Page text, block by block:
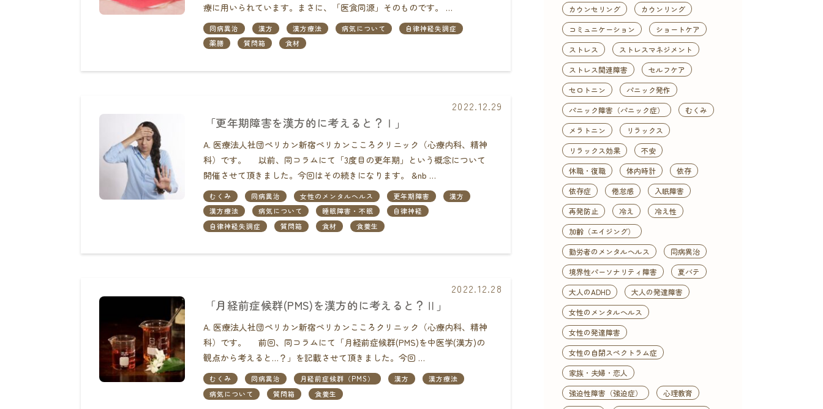
療に用いられています。まさに、「医食同源」そのものです。 …
同病異治 漢方 漢方療法 病気について
自律神経失調症
薬膳
質問箱 食材
2022.12.29
「更年期障害を漢方的に考えると？Ⅰ」
A. 医療法人社団ペリカン新宿ペリカンこころクリニック（心療内科、精神
科）です。 以前、同コラムにて「3度目の更年期」という概念について
開催させて頂きました。今回はその続きになります。 &nb …
むくみ 同病異治 女性のメンタルヘルス 更年期障害
漢方
漢方療法
病気について 睡眠障害・不眠
自律神経
自律神経失調症
質問箱 食材 食養生
2022.12.28
「月経前症候群(PMS)を漢方的に考えると？Ⅱ」
A. 医療法人社団ペリカン新宿ペリカンこころクリニック（心療内科、精神
科）です。 前回、同コラムにて「月経前症候群(PMS)を中医学(漢方)の
観点から考えると…？」を記載させて頂きました。今回 …
むくみ 同病異治 月経前症候群（PMS） 漢方
漢方療法
病気について
質問箱 食養生
カウンセリング
カウンリング
コミュニケーション
ショートケア
ストレス
ストレスマネジメント
ストレス関連障害
セルフケア
セロトニン
パニック発作
パニック障害（パニック症）
むくみ
メラトニン
リラックス
リラックス効果
不安
休職・復職
体内時計
依存
依存症
倦怠感
入眠障害
再発防止
冷え
冷え性
加齢（エイジング）
勤労者のメンタルヘルス
同病異治
境界性パーソナリティ障害
夏バテ
大人のADHD
大人の発達障害
女性のメンタルヘルス
女性の発達障害
女性の自閉スペクトラム症
家族・夫婦・恋人
強迫性障害（強迫症）
心理教育